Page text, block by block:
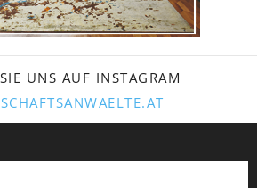
UNS AUF INSTAGRAM